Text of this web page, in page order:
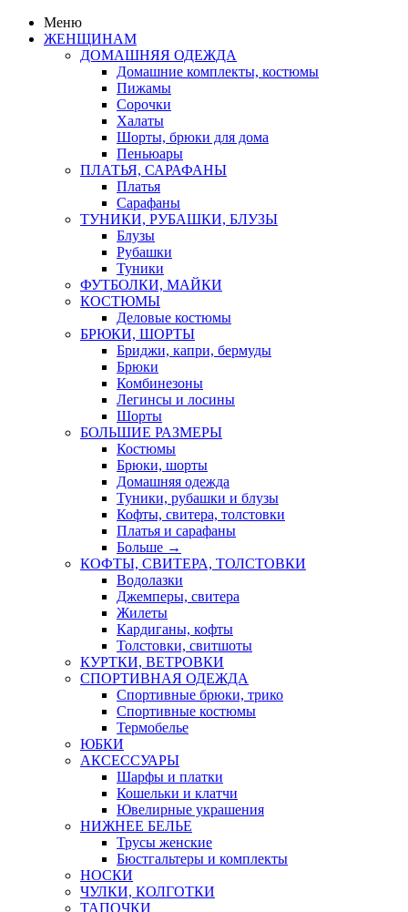
Меню
ЖЕНЩИНАМ
ДОМАШНЯЯ ОДЕЖДА
Домашние комплекты, костюмы
Пижамы
Сорочки
Халаты
Шорты, брюки для дома
Пеньюары
ПЛАТЬЯ, САРАФАНЫ
Платья
Сарафаны
ТУНИКИ, РУБАШКИ, БЛУЗЫ
Блузы
Рубашки
Туники
ФУТБОЛКИ, МАЙКИ
КОСТЮМЫ
Деловые костюмы
БРЮКИ, ШОРТЫ
Бриджи, капри, бермуды
Брюки
Комбинезоны
Легинсы и лосины
Шорты
БОЛЬШИЕ РАЗМЕРЫ
Костюмы
Брюки, шорты
Домашняя одежда
Туники, рубашки и блузы
Кофты, свитера, толстовки
Платья и сарафаны
Больше →
КОФТЫ, СВИТЕРА, ТОЛСТОВКИ
Водолазки
Джемперы, свитера
Жилеты
Кардиганы, кофты
Толстовки, свитшоты
КУРТКИ, ВЕТРОВКИ
СПОРТИВНАЯ ОДЕЖДА
Спортивные брюки, трико
Спортивные костюмы
Термобелье
ЮБКИ
AКСЕССУАРЫ
Шарфы и платки
Кошельки и клатчи
Ювелирные украшения
НИЖНЕЕ БЕЛЬЕ
Трусы женские
Бюстгальтеры и комплекты
НОСКИ
ЧУЛКИ, КОЛГОТКИ
ТАПОЧКИ